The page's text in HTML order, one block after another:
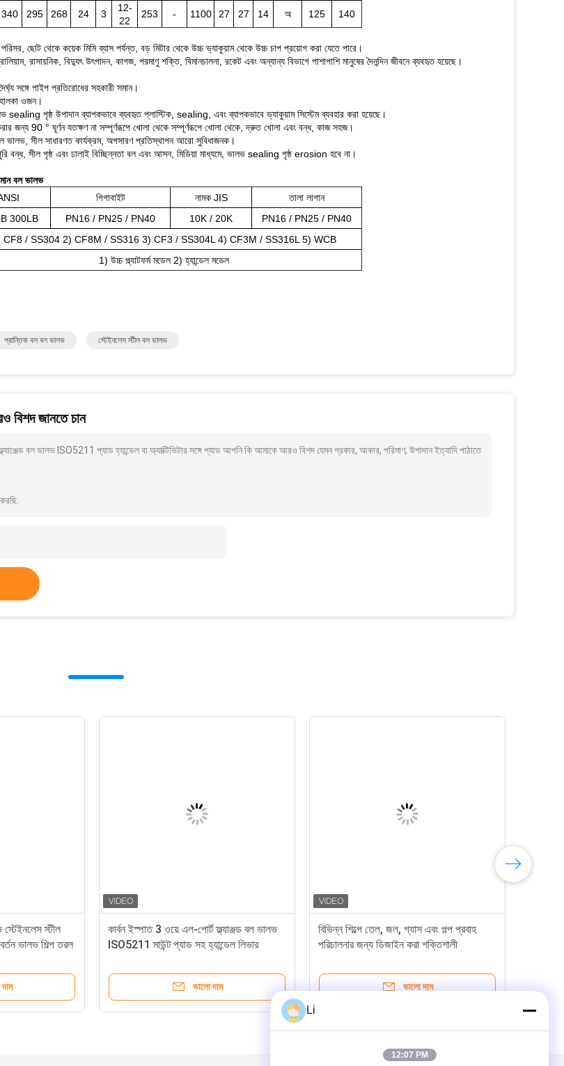
340 295 268 24 3
12-
22
253 - 1100 27 27 14 অ 125
140
ছোট থেকে কয়েক মিমি ব্যাস পর্যন্ত, বড় মিটার থেকে উচ্চ ভ্যাকুয়াম থেকে উচ্চ চাপ প্রয়োগ করা যেতে পারে।
রাসায়নিক, বিদ্যুৎ উৎপাদন, কাগজ, পরমাণু শক্তি, বিমানচালনা, রকেট এবং অন্যান্য বিভাগে পাশাপাশি মানুষের দৈনন্দিন জীবনে ব্যবহৃত হয়েছে।
সঙ্গে পাইপ প্রতিরোধের সহকারী সমান।
ওজন।
sealing পৃষ্ঠ উপাদান ব্যাপকভাবে ব্যবহৃত প্লাস্টিক, sealing, এবং ব্যাপকভাবে ভ্যাকুয়াম সিস্টেম ব্যবহার করা হয়েছে।
জন্য 90 ° ঘূর্ণন যতক্ষণ না সম্পূর্ণরূপে খোলা থেকে সম্পূর্ণরূপে খোলা থেকে, দ্রুত খোলা এবং বন্ধ, কাজ সহজ।
ভালভ, সীল সাধারণত কার্যক্রম, অপসারণ প্রতিস্থাপন আরো সুবিধাজনক।
বন্ধ, সীল পৃষ্ঠ এবং ঢালাই বিচ্ছিন্নতা বল এবং আসন, মিডিয়া মাধ্যমে, ভালভ sealing পৃষ্ঠ erosion হবে না।
বল ভালভ
গিগাবাইট নামক JIS
তালা লাগান
300LB PN16 / PN25 / PN40 10K / 20K
PN16 / PN25 / PN40
CF8 / SS304 2) CF8M / SS316 3) CF3 / SS304L 4) CF3M / SS316L 5) WCB
1) উচ্চ প্ল্যাটফর্ম মডেল 2) হ্যান্ডেল মডেল
প্রান্তিক বল বল ভালভ স্টেইনলেস স্টীল বল ভালভ
বিশদ জানতে চান
বল ভালভ ISO5211 প্যাড হ্যান্ডেল বা অ্যাক্টিভিটার সঙ্গে প্যাড আপনি কি আমাকে আরও বিশদ যেমন প্রকার, আকার, পরিমাণ, উপাদান ইত্যাদি পাঠাতে
স্টেইনলেস স্টীল
ভালভ শিল্প তরল
কার্বন ইস্পাত 3 ওয়ে এল-পোর্ট ফ্ল্যাঞ্জড বল ভালভ
ISO5211 মাউন্ট প্যাড সহ হ্যান্ডেল লিভার
ভালো দাম
বিভিন্ন শিল্পে তেল, জল, গ্যাস এবং পল্প প্রবাহ
পরিচালনার জন্য ডিজাইন করা শক্তিশালী
ভালো দাম
Li
12:07 PM